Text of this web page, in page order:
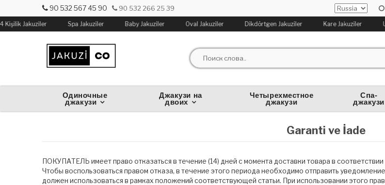
90 532 567 45 90 90 532 266 25 39
Kişilik Jakuziler Spa Jakuziler Baby Jakuziler Oval Jakuziler Dikdörtgen Jakuziler Kare Jakuziler
Одиночные
джакузи
Джакузи на
двоих
Четырехместное
джакузи
Спа-
джакузи
Garanti ve İade
ПОКУПАТЕЛЬ имеет право отказаться в течение (14) дней с момента доставки товара в
Чтобы воспользоваться правом отказа, в течение этого периода необходимо отправить
должен использоваться в рамках положений соответствующей статьи. При использовании этого